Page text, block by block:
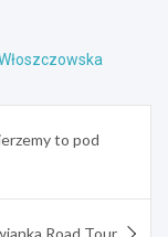
to pod